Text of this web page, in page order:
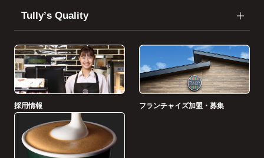
Tullyʼs Quality
採用情報 フランチャイズ加盟・募集